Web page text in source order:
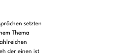
setzten
Thema
der einen ist